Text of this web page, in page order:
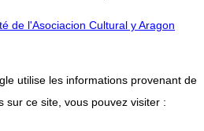
de l'Asociacion Cultural y Aragon
utilise les informations provenant de
sur ce site, vous pouvez visiter :